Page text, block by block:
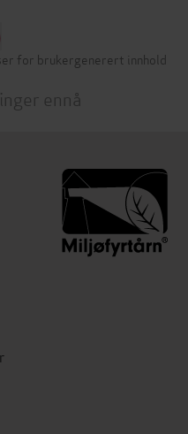
for brukergenerert innhold
ennå